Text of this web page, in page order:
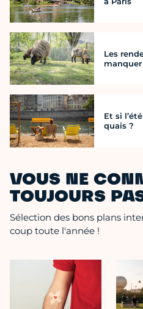
Les
Et si
quais ?
VOUS NE
TOUJOURS
Sélection des bons plans
coup toute l'année !